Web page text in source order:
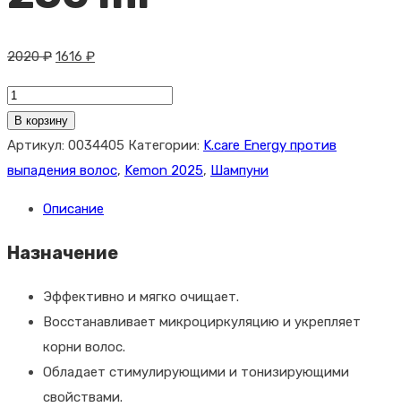
2020₽ Первоначальная
составляла
2020 ₽.
1616 ₽Текущая
1616 ₽.
Количество
товара
Kemon
Энергетический
ослабленных
ENERGY
SHAMPOO
VELIAN,
250
В корзину
Артикул: 0034405 Категории: K.care Energy против
выпадения волос, Kemon 2025, Шампуни
Описание
Назначение
Эффективно и мягко очищает.
Восстанавливает микроциркуляцию и укрепляет
корни волос.
Обладает стимулирующими и тонизирующими
свойствами.